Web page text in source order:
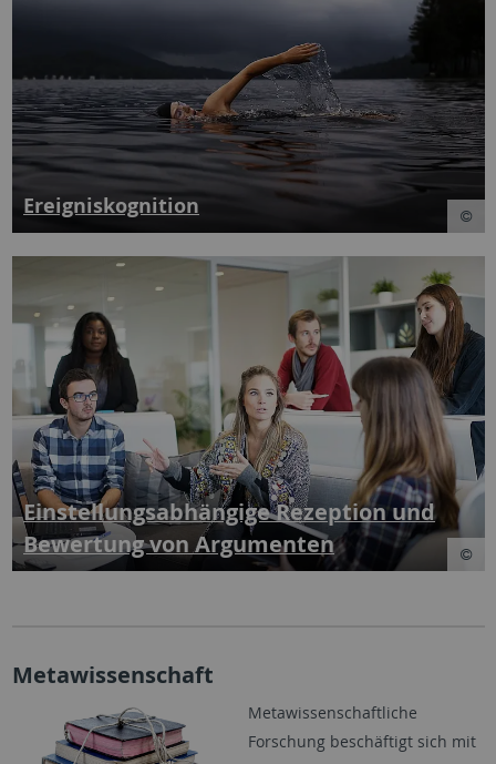
Ereigniskognition
Einstellungsabhängige Rezeption und
Bewertung von Argumenten
Metawissenschaft
Metawissenschaftliche
Forschung beschäftigt sich mit